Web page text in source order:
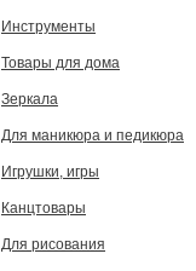
Инструменты
Товары для дома
Зеркала
Для маникюра и педикюра
Игрушки, игры
Канцтовары
Для рисования